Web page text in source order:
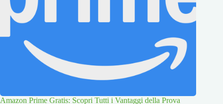
Amazon Prime Gratis: Scopri Tutti i Vantaggi della Prova